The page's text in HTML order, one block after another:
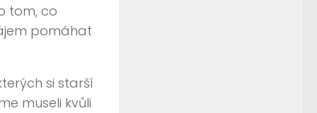
tom, co
pomáhat
si starší
museli kvůli